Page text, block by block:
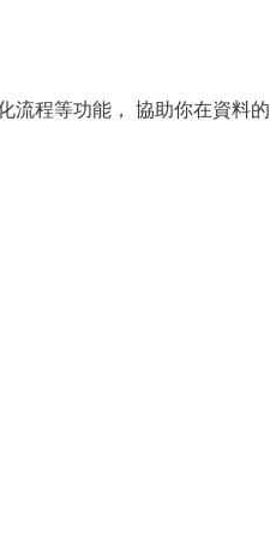
程等功能， 協助你在資料